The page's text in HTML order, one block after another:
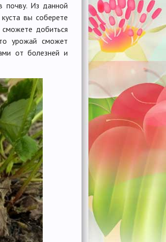
почву. Из данной
вы соберете
добиться
урожай сможет
от болезней и